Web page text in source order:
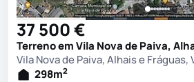
37 500 €
Vila Nova de Paiva, Alhais e Fráguas,
298m2